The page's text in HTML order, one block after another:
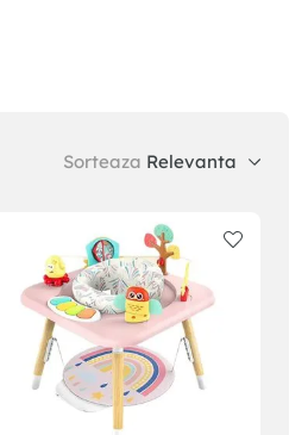
Sorteaza Relevanta